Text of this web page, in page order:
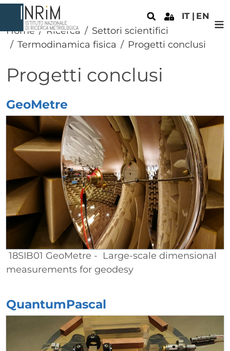
Salta al contenuto principale
IT EN
Home Ricerca
Settori scientifici
Termodinamica fisica
Progetti conclusi
Progetti conclusi
Elenco progetti
GeoMetre
18SIB01 GeoMetre - Large-scale dimensional
measurements for geodesy
QuantumPascal